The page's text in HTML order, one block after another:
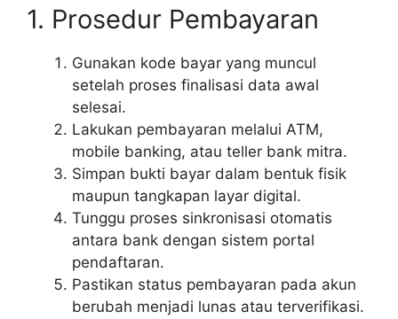
1. Prosedur Pembayaran
Gunakan kode bayar yang muncul
setelah proses finalisasi data awal
selesai.
Lakukan pembayaran melalui ATM,
mobile banking, atau teller bank mitra.
Simpan bukti bayar dalam bentuk fisik
maupun tangkapan layar digital.
Tunggu proses sinkronisasi otomatis
antara bank dengan sistem portal
pendaftaran.
Pastikan status pembayaran pada akun
berubah menjadi lunas atau terverifikasi.